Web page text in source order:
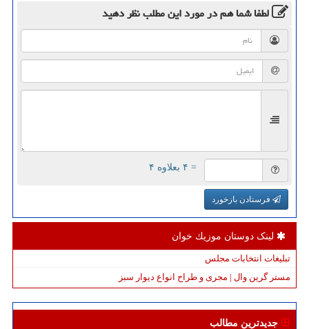
لطفا شما همدر مورد این مطلبنظر دهید
= ۴ بعلاوه ۴
فرستادن بازخورد
لینک دوستان موزیك خوان
تبلیغات انتخابات مجلس
مستر گرین وال | مجری و طراح انواع دیوار سبز
جدیدترین مطالب